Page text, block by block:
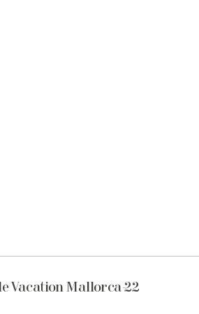
Vacation Mallorca-22